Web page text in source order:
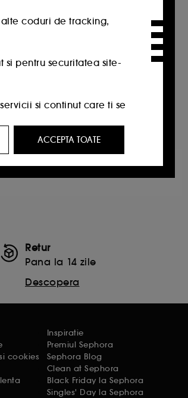
Retur
Pana la 14 zile
Descopera
cookies
Inspiratie
Premiul Sephora
Sephora Blog
Clean at Sephora
Black Friday la Sephora
Singles' Day la Sephora
coduri de tracking,
pentru securitatea site-
si continut care ti se
placa, prin reclame,
plasarea acestor
Poti alege sa iti
ACCEPTA TOATE